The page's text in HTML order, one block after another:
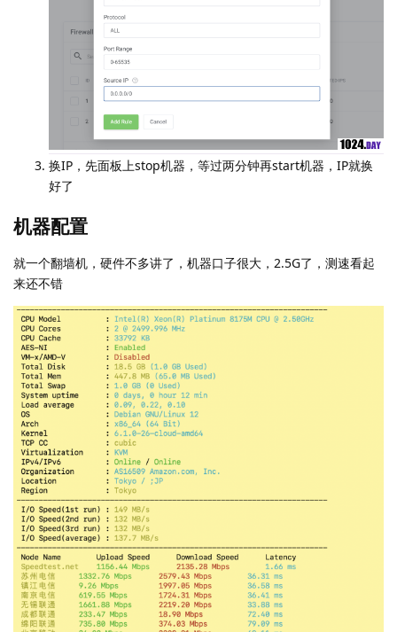
换IP，先面板上stop机器，等过两分钟再start机器，IP就换
好了
机器配置
就一个翻墙机，硬件不多讲了，机器口子很大，2.5G了，测速看起
来还不错